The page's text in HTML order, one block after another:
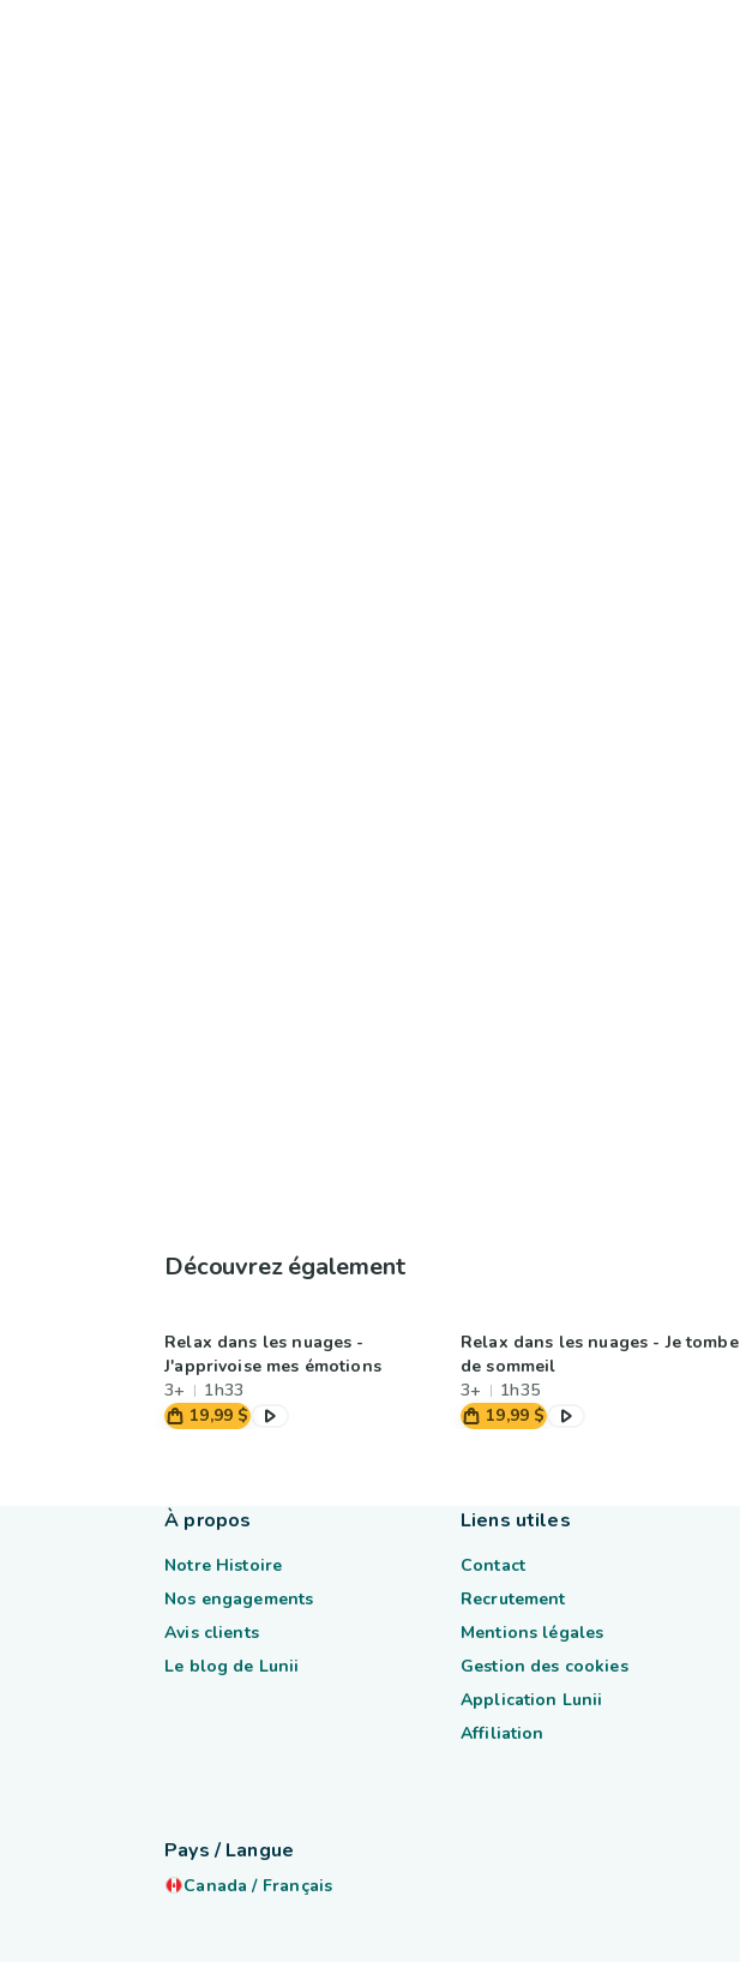
Découvrez également
Relax dans les nuages -
J'apprivoise mes émotions
3+
1h33
19,99 $
Relax dans les nuages - Je tombe
de sommeil
3+
1h35
19,99 $
À propos
Notre Histoire
Nos engagements
Avis clients
Le blog de Lunii
Liens utiles
Contact
Recrutement
Mentions légales
Gestion des cookies
Application Lunii
Affiliation
Pays / Langue
Canada / Français